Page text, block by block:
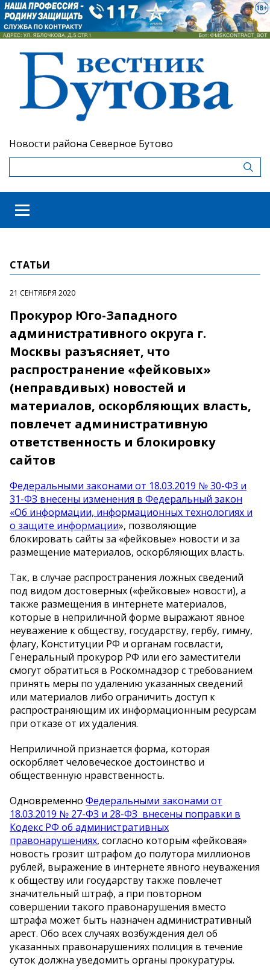
Новости района Северное Бутово
СТАТЬИ
21 СЕНТЯБРЯ 2020
Прокурор Юго-Западного
административного округа г.
Москвы разъясняет, что
распространение «фейковых»
(неправдивых) новостей и
материалов, оскорбляющих власть,
повлечет административную
ответственность и блокировку
сайтов
Федеральными законами от 18.03.2019 № 30-ФЗ и
31-ФЗ внесены изменения в Федеральный закон
«Об информации, информационных технологиях и
о защите информации», позволяющие
блокировать сайты за «фейковые» новости и за
размещение материалов, оскорбляющих власть.
Так, в случае распространения ложных сведений
под видом достоверных («фейковые» новости), а
также размещения в интернете материалов,
которые в неприличной форме выражают явное
неуважение к обществу, государству, гербу, гимну,
флагу, Конституции РФ и органам госвласти,
Генеральный прокурор РФ или его заместители
смогут обратиться в Роскомнадзор с требованием
принять меры по удалению указанных сведений
или материалов либо ограничить доступ к
распространяющим их информационным ресурсам
при отказе от их удаления.
Неприличной признается форма, которая
оскорбляет человеческое достоинство и
общественную нравственность.
Одновременно Федеральными законами от
18.03.2019 № 27-ФЗ и 28-ФЗ внесены поправки в
Кодекс РФ об административных
правонарушениях, согласно которым «фейковая»
новость грозит штрафом до полутора миллионов
рублей, выражение в интернете явного неуважения
к обществу или государству также повлечет
значительный штраф, а при повторном
совершении такого правонарушения вместо
штрафа может быть назначен административный
арест. Обо всех случаях возбуждения дел об
указанных правонарушениях полиция в течение
суток должна уведомить органы прокуратуры.